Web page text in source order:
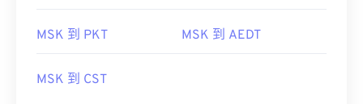
MSK 到 PKT MSK 到 AEDT
MSK 到 CST